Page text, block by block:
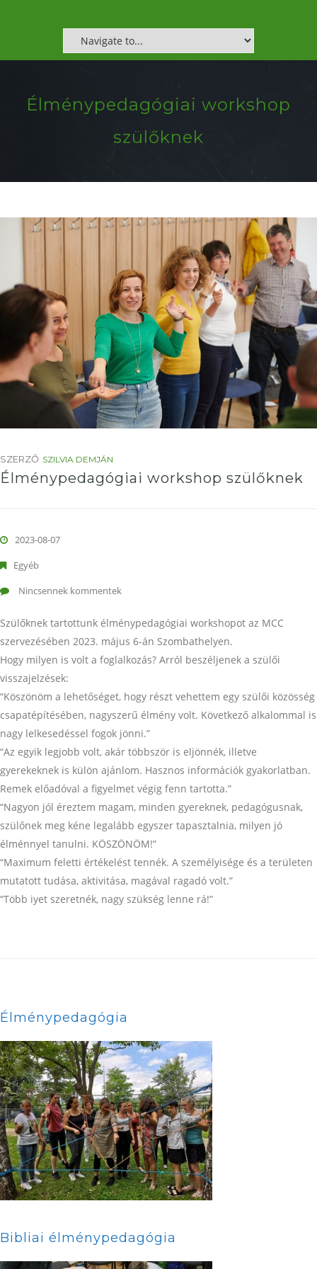
Élménypedagógiai workshop
szülőknek
SZERZŐ SZILVIA DEMJÁN
Élménypedagógiai workshop szülőknek
2023-08-07
Egyéb
Nincsennek kommentek
Szülőknek tartottunk élménypedagógiai workshopot az MCC
szervezésében 2023. május 6-án Szombathelyen.
Hogy milyen is volt a foglalkozás? Arról beszéljenek a szülői
visszajelzések:
“Köszönöm a lehetőséget, hogy részt vehettem egy szülői közösség
csapatépítésében, nagyszerű élmény volt. Következő alkalommal is
nagy lelkesedéssel fogok jönni.”
“Az egyik legjobb volt, akár többször is eljönnék, illetve
gyerekeknek is külön ajánlom. Hasznos információk gyakorlatban.
Remek előadóval a figyelmet végig fenn tartotta.”
“Nagyon jól éreztem magam, minden gyereknek, pedagógusnak,
szülőnek meg kéne legalább egyszer tapasztalnia, milyen jó
élménnyel tanulni. KÖSZÖNÖM!”
“Maximum feletti értékelést tennék. A személyisége és a területen
mutatott tudása, aktivitása, magával ragadó volt.”
“Több iyet szeretnék, nagy szükség lenne rá!”
Élménypedagógia
Bibliai élménypedagógia